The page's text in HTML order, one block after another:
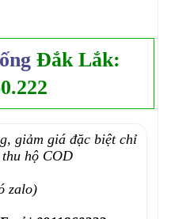
Đắk Lắk:
giảm giá đặc biệt chỉ
hộ COD
zalo)